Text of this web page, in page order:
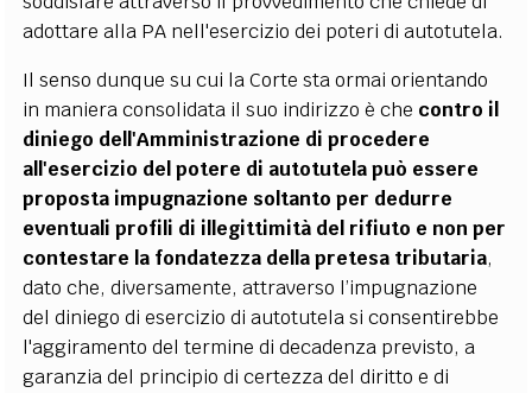
adottare alla PA nell'esercizio dei poteri di autotutela.
Il senso dunque su cui la Corte sta ormai orientando
in maniera consolidata il suo indirizzo è che contro il
diniego dell'Amministrazione di procedere
all'esercizio del potere di autotutela può essere
proposta impugnazione soltanto per dedurre
eventuali profili di illegittimità del rifiuto e non per
contestare la fondatezza della pretesa tributaria,
dato che, diversamente, attraverso l’impugnazione
del diniego di esercizio di autotutela si consentirebbe
l'aggiramento del termine di decadenza previsto, a
garanzia del principio di certezza del diritto e di